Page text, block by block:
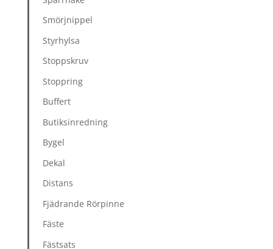
Smörjnippel
Styrhylsa
Stoppskruv
Stoppring
Buffert
Butiksinredning
Bygel
Dekal
Distans
Fjädrande Rörpinne
Fäste
Fästsats